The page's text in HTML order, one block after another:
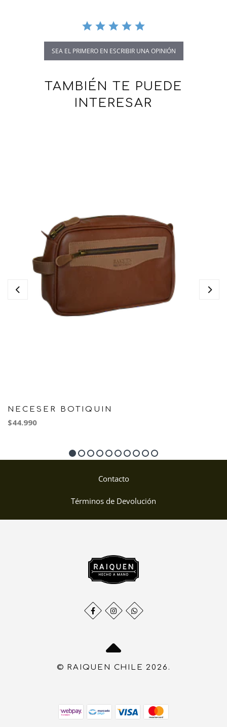
SEA EL PRIMERO EN ESCRIBIR UNA OPINIÓN
TAMBIÉN TE PUEDE
INTERESAR
NECESER BOTIQUIN
$44.990
Contacto
Términos de Devolución
© RAIQUEN CHILE 2026.